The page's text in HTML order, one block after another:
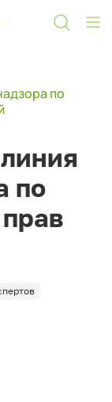
по
по